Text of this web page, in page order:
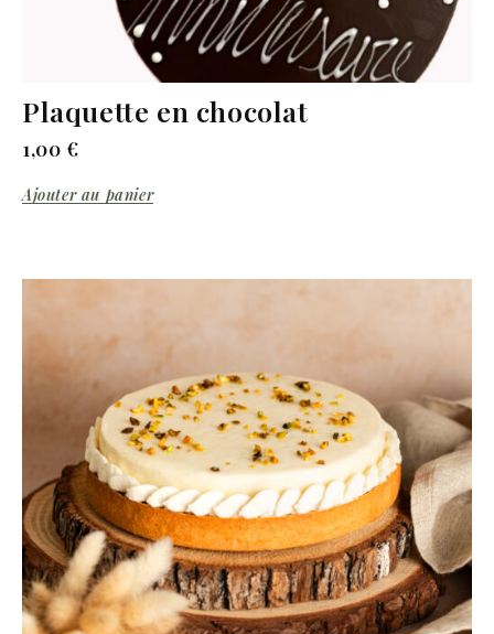
Plaquette en chocolat
1,00 €
Ajouter au panier